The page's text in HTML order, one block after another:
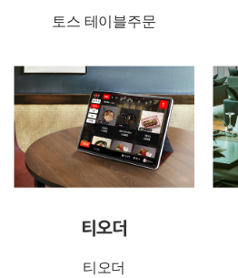
토스 테이블주문
티오더